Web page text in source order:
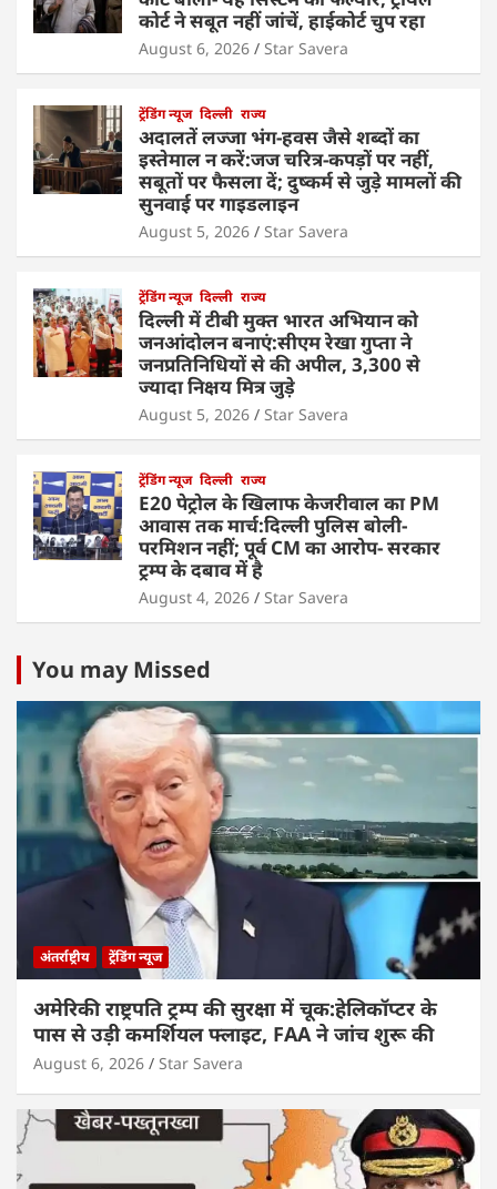
कोर्ट ने सबूत नहीं जांचें, हाईकोर्ट चुप रहा
August 6, 2026 Star Savera
ट्रेंडिंग न्यूज दिल्ली राज्य
अदालतें लज्जा भंग-हवस जैसे शब्दों का
इस्तेमाल न करें:जज चरित्र-कपड़ों पर नहीं,
सबूतों पर फैसला दें; दुष्कर्म से जुड़े मामलों की
सुनवाई पर गाइडलाइन
August 5, 2026 Star Savera
ट्रेंडिंग न्यूज दिल्ली राज्य
दिल्ली में टीबी मुक्त भारत अभियान को
जनआंदोलन बनाएं:सीएम रेखा गुप्ता ने
जनप्रतिनिधियों से की अपील, 3,300 से
ज्यादा निक्षय मित्र जुड़े
August 5, 2026 Star Savera
ट्रेंडिंग न्यूज दिल्ली राज्य
E20 पेट्रोल के खिलाफ केजरीवाल का PM
आवास तक मार्च:दिल्ली पुलिस बोली-
परमिशन नहीं; पूर्व CM का आरोप- सरकार
ट्रम्प के दबाव में है
August 4, 2026 Star Savera
You may Missed
अंतर्राष्ट्रीय ट्रेंडिंग न्यूज
अमेरिकी राष्ट्रपति ट्रम्प की सुरक्षा में चूक:हेलिकॉप्टर के
पास से उड़ी कमर्शियल फ्लाइट, FAA ने जांच शुरू की
August 6, 2026 Star Savera